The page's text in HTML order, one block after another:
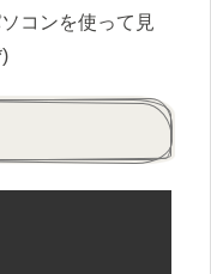
コンを使って見